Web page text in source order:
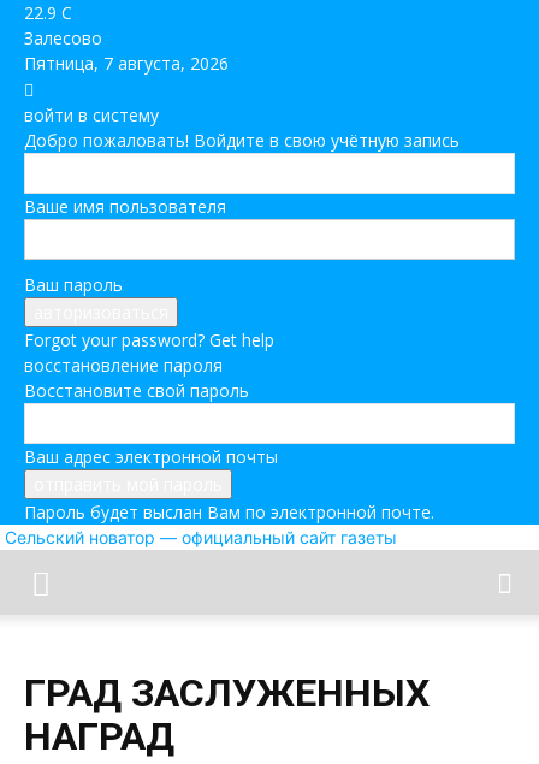
22.9 C
Залесово
Пятница, 7 августа, 2026
войти в систему
Добро пожаловать! Войдите в свою учётную запись
Ваше имя пользователя
Ваш пароль
Forgot your password? Get help
восстановление пароля
Восстановите свой пароль
Ваш адрес электронной почты
Пароль будет выслан Вам по электронной почте.
Сельский новатор — официальный сайт газеты
ГРАД ЗАСЛУЖЕННЫХ
НАГРАД